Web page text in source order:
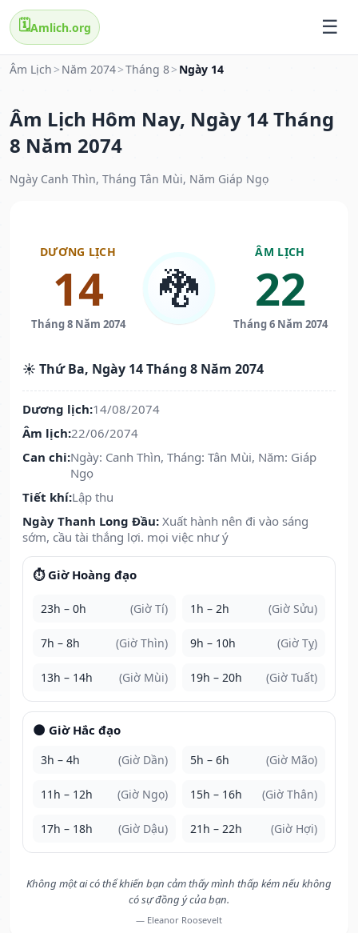
🗓️Amlich.org
Âm Lịch > Năm 2074>Tháng 8> Ngày 14
Âm Lịch Hôm Nay, Ngày 14 Tháng
8 Năm 2074
Ngày Canh Thìn, Tháng Tân Mùi, Năm Giáp Ngọ
DƯƠNG LỊCH
14
Tháng 8 Năm 2074
🐉
ÂM LỊCH
22
Tháng 6 Năm 2074
☀️ Thứ Ba, Ngày 14 Tháng 8 Năm 2074
Dương lịch:14/08/2074
Âm lịch:22/06/2074
Can chi:Ngày: Canh Thìn, Tháng: Tân Mùi, Năm: Giáp
Ngọ
Tiết khí:Lập thu
Ngày Thanh Long Đầu: Xuất hành nên đi vào sáng
sớm, cầu tài thắng lợi. mọi việc như ý
⏱️ Giờ Hoàng đạo
23h – 0h (Giờ Tí) 1h – 2h (Giờ Sửu)
7h – 8h (Giờ Thìn) 9h – 10h (Giờ Tỵ)
13h – 14h (Giờ Mùi) 19h – 20h (Giờ Tuất)
🌑 Giờ Hắc đạo
3h – 4h (Giờ Dần) 5h – 6h (Giờ Mão)
11h – 12h (Giờ Ngọ) 15h – 16h (Giờ Thân)
17h – 18h (Giờ Dậu) 21h – 22h (Giờ Hợi)
Không một ai có thể khiến bạn cảm thấy mình thấp kém nếu không
có sự đồng ý của bạn.
— Eleanor Roosevelt